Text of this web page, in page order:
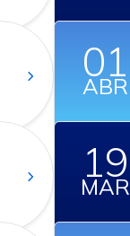
01
ABR
19
MAR